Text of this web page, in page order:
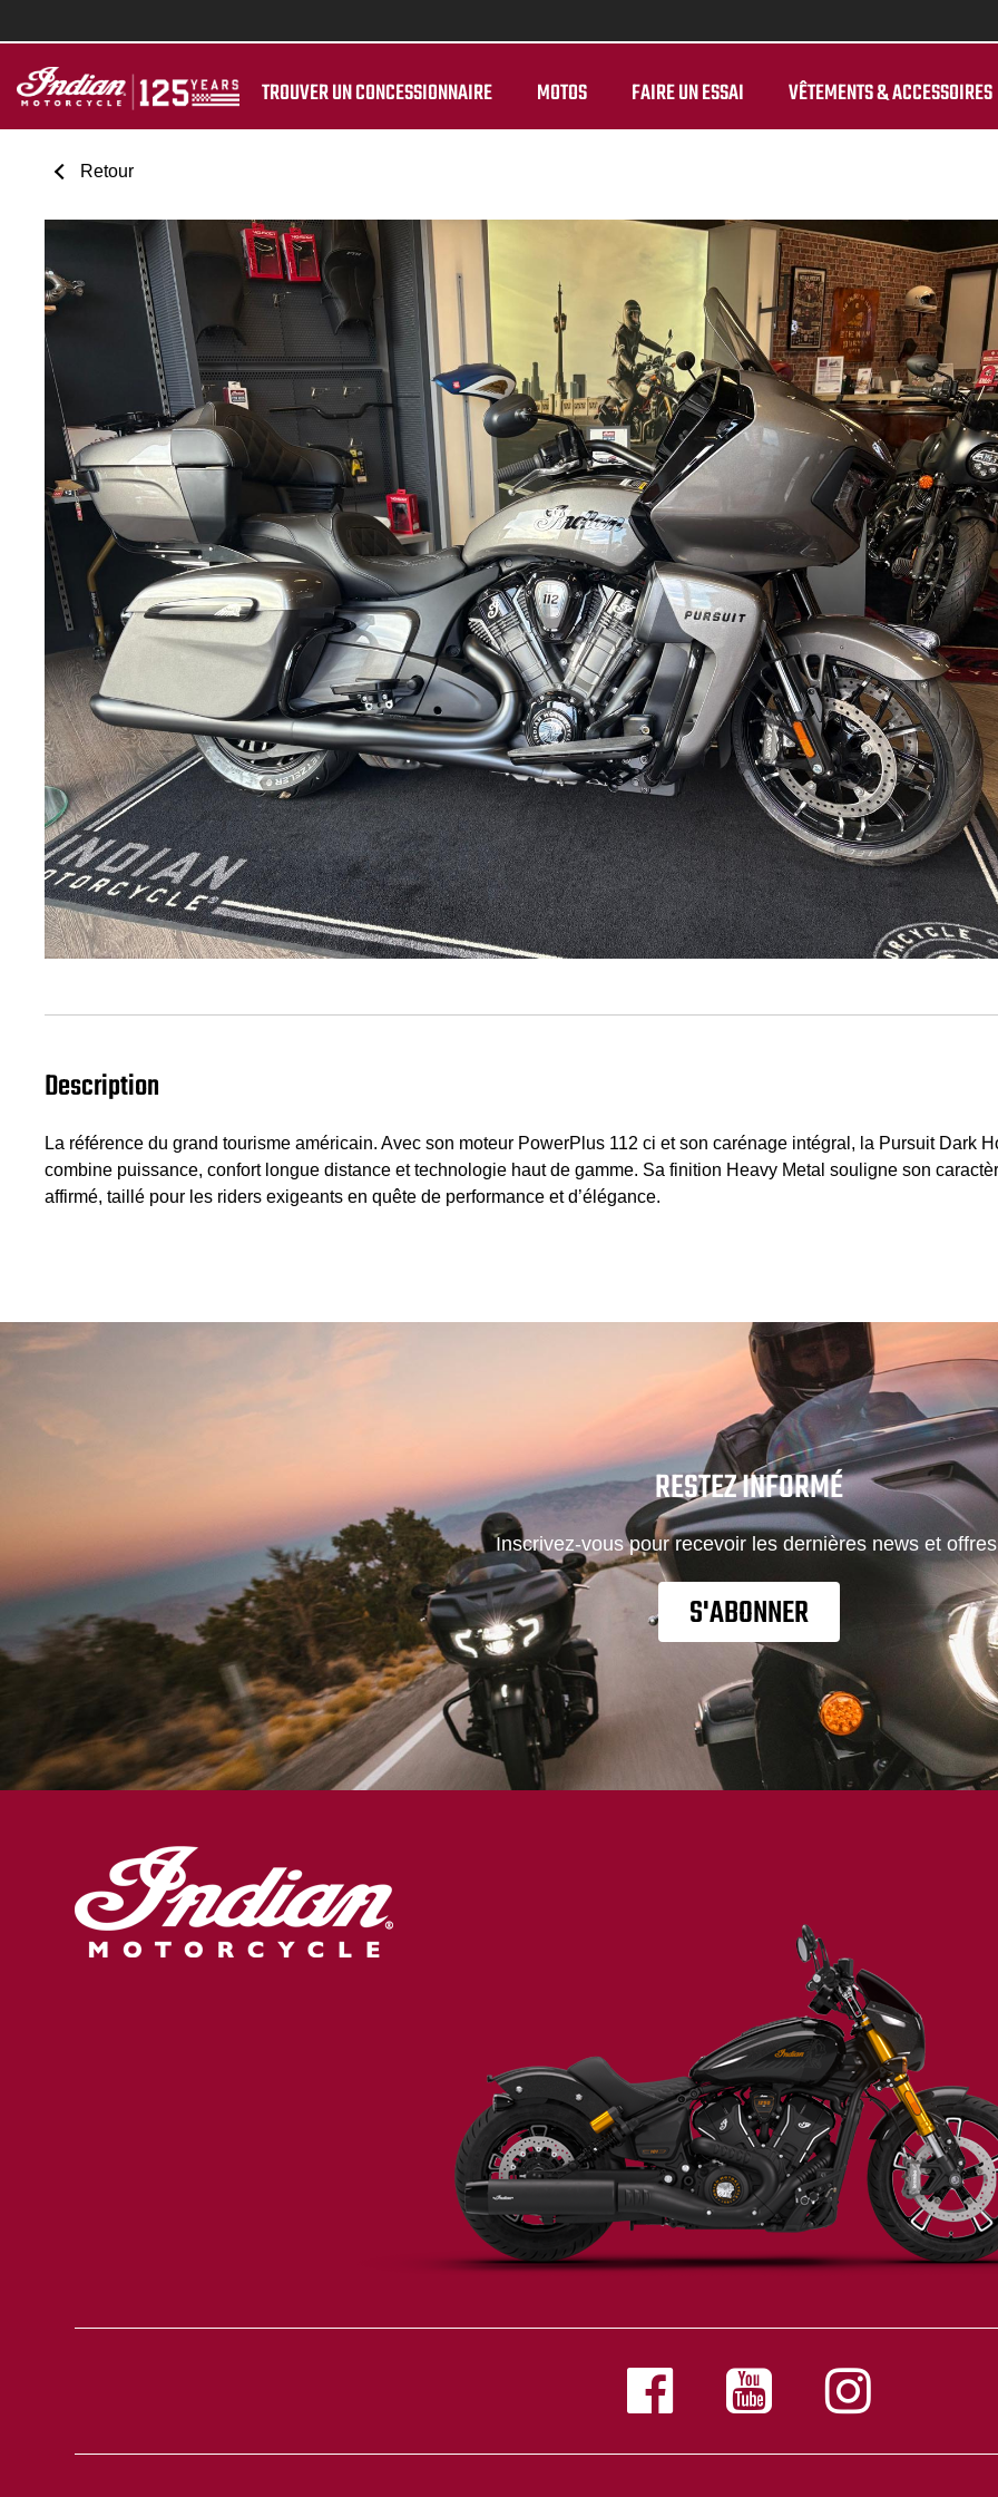
TROUVER UN CONCESSIONNAIRE MOTOS FAIRE UN ESSAI VÊTEMENTS & ACCESSOIRES
Retour
Description
La référence du grand tourisme américain. Avec son moteur PowerPlus 112 ci et son carénage intégral, la Pursuit Dark
combine puissance, confort longue distance et technologie haut de gamme. Sa finition Heavy Metal souligne son
affirmé, taillé pour les riders exigeants en quête de performance et d’élégance.
RESTEZ INFORMÉ
Inscrivez-vous pour recevoir les dernières news et
S'ABONNER